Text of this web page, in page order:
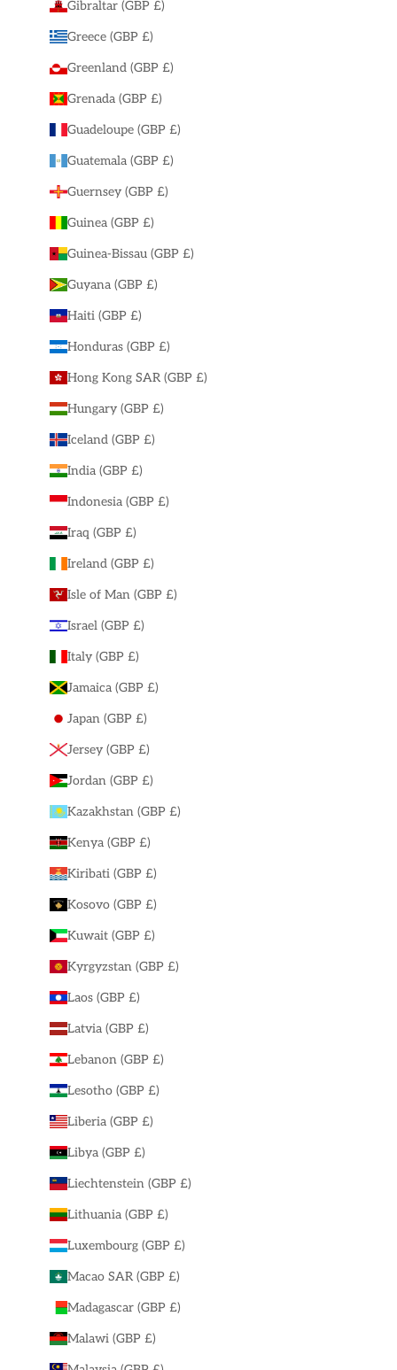
Gibraltar (GBP £)
Greece (GBP £)
Greenland (GBP £)
Grenada (GBP £)
Guadeloupe (GBP £)
Guatemala (GBP £)
Guernsey (GBP £)
Guinea (GBP £)
Guinea-Bissau (GBP £)
Guyana (GBP £)
Haiti (GBP £)
Honduras (GBP £)
Hong Kong SAR (GBP £)
Hungary (GBP £)
Iceland (GBP £)
India (GBP £)
Indonesia (GBP £)
Iraq (GBP £)
Ireland (GBP £)
Isle of Man (GBP £)
Israel (GBP £)
Italy (GBP £)
Jamaica (GBP £)
Japan (GBP £)
Jersey (GBP £)
Jordan (GBP £)
Kazakhstan (GBP £)
Kenya (GBP £)
Kiribati (GBP £)
Kosovo (GBP £)
Kuwait (GBP £)
Kyrgyzstan (GBP £)
Laos (GBP £)
Latvia (GBP £)
Lebanon (GBP £)
Lesotho (GBP £)
Liberia (GBP £)
Libya (GBP £)
Liechtenstein (GBP £)
Lithuania (GBP £)
Luxembourg (GBP £)
Macao SAR (GBP £)
Madagascar (GBP £)
Malawi (GBP £)